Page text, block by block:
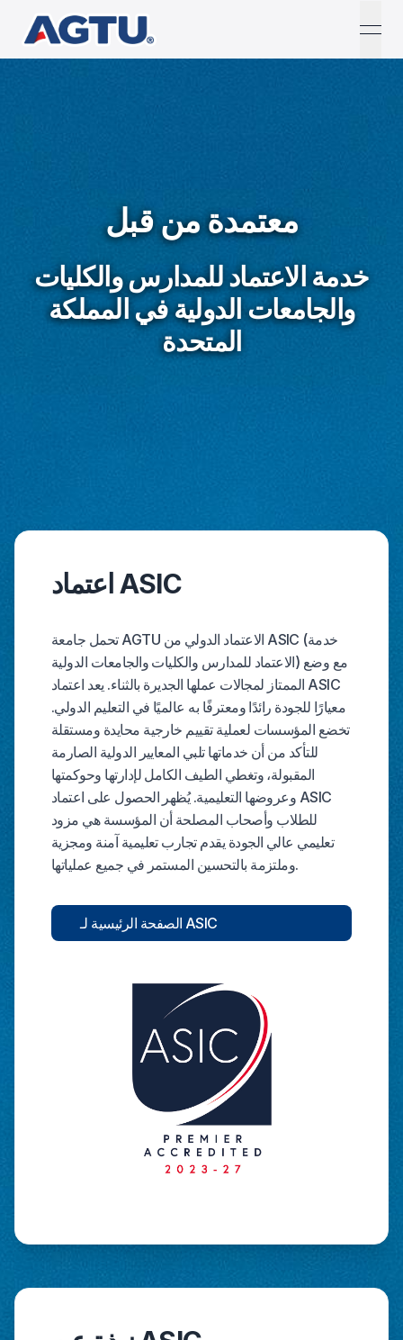
معتمدة من قبل
خدمة الاعتماد للمدارس والكليات
والجامعات الدوليةفي المملكة
المتحدة
اعتماد ASIC
تحمل جامعة AGTU الاعتماد الدولي من ASIC (خدمة
الاعتماد للمدارس والكليات والجامعات الدولية) مع وضع
الممتاز لمجالات عملها الجديرة بالثناء. يعد اعتماد ASIC
معيارًا للجودة رائدًا ومعترفًا به عالميًا في التعليم الدولي.
تخضع المؤسسات لعملية تقييم خارجية محايدة ومستقلة
للتأكد من أن خدماتها تلبي المعايير الدولية الصارمة
المقبولة، وتغطي الطيف الكامل لإدارتها وحوكمتها
وعروضها التعليمية. يُظهر الحصول على اعتماد ASIC
للطلاب وأصحاب المصلحة أن المؤسسة هي مزود
تعليمي عالي الجودة يقدم تجارب تعليمية آمنة ومجزية
وملتزمة بالتحسين المستمر في جميع عملياتها.
الصفحة الرئيسية لـ ASIC